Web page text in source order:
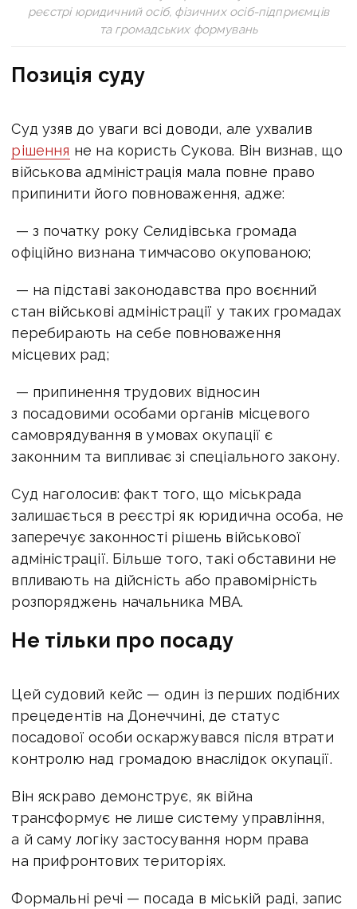
реєстрі юридичний осіб, фізичних осіб-підприємців
та громадських формувань
Позиція суду
Суд узяв до уваги всі доводи, але ухвалив
рішення не на користь Сукова. Він визнав, що
військова адміністрація мала повне право
припинити його повноваження, адже:
— з початку року Селидівська громада
офіційно визнана тимчасово окупованою;
— на підставі законодавства про воєнний
стан військові адміністрації у таких громадах
перебирають на себе повноваження
місцевих рад;
— припинення трудових відносин
з посадовими особами органів місцевого
самоврядування в умовах окупації є
законним та випливає зі спеціальногозакону.
Суд наголосив: факт того, що міськрада
залишається в реєстрі як юридична особа, не
заперечує законності рішень військової
адміністрації. Більше того, такі обставини не
впливають на дійсність або правомірність
розпоряджень начальника МВА.
Не тільки про посаду
Цей судовий кейс — один із перших подібних
прецедентів на Донеччині, де статус
посадової особи оскаржувався після втрати
контролю над громадою внаслідок окупації.
Він яскраво демонструє, як війна
трансформує не лише систему управління,
а й саму логіку застосування норм права
на прифронтових територіях.
Формальні речі — посада в міській раді, запис